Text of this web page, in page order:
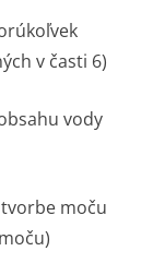
v časti 6)
vody
moču